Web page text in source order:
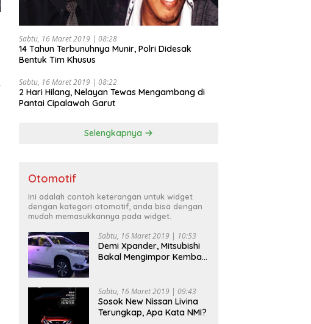
Sabtu, 16 Maret 2019 | 08:28
14 Tahun Terbunuhnya Munir, Polri Didesak
Bentuk Tim Khusus
Sabtu, 16 Maret 2019 | 08:22
2 Hari Hilang, Nelayan Tewas Mengambang di
Pantai Cipalawah Garut
Selengkapnya
Otomotif
Ini adalah contoh keterangan untuk widget
dengan kategori otomotif, anda bisa dengan
mudah memasukkannya pada widget.
Sabtu, 16 Maret 2019 | 10:53
Demi Xpander, Mitsubishi
Bakal Mengimpor Kembali
Sabtu, 16 Maret 2019 | 09:43
Sosok New Nissan Livina
Terungkap, Apa Kata NMI?